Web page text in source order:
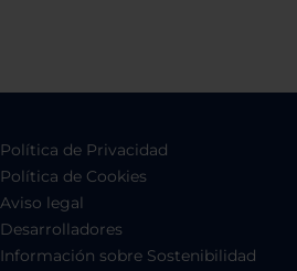
Política de Privacidad
Política de Cookies
Aviso legal
Desarrolladores
Información sobre Sostenibilidad